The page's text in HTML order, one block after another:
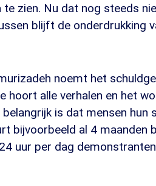
te zien. Nu dat nog steeds
blijft de onderdrukking
noemt het
hoort alle verhalen en het
is dat mensen hun
bijvoorbeeld al 4 maanden
uur per dag